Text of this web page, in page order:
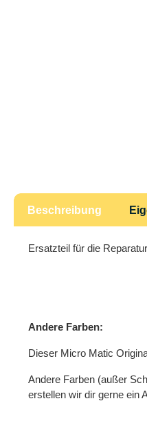
Beschreibung
Ersatzteil für die
Andere Farben:
Dieser Micro Matic
Andere Farben (außer
erstellen wir dir gerne ein